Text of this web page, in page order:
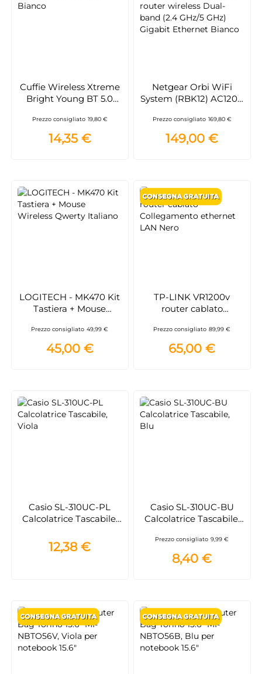
Cuffie Wireless Xtreme
Bright Young BT 5.0
Prezzo consigliato 19,80 €
14,35 €
Netgear Orbi WiFi
System (RBK12) AC1200
band (2.4 GHz/5 GHz)
Gigabit Ethernet
Bianco
Prezzo consigliato 169,80 €
149,00 €
LOGITECH - MK470 Kit
Tastiera + Mouse
Italiano
Prezzo consigliato 49,99 €
45,00 €
TP-LINK VR1200v
router cablato
LAN Nero
Prezzo consigliato 89,99 €
65,00 €
Casio SL-310UC-PL
Calcolatrice Tascabile,
12,38 €
Casio SL-310UC-BU
Calcolatrice Tascabile,
Prezzo consigliato 9,99 €
8,40 €